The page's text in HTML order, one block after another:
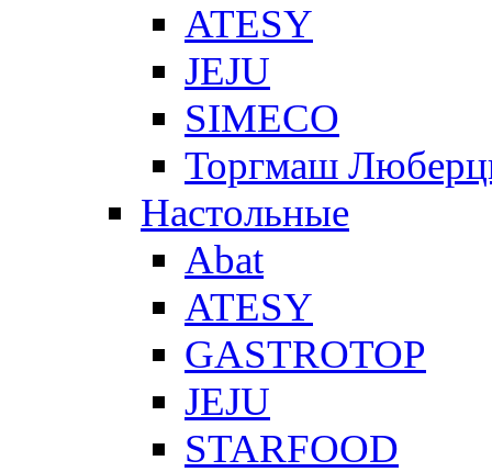
ATESY
JEJU
SIMECO
Торгмаш
Настольные
Abat
ATESY
GASTROTOP
JEJU
STARFOOD